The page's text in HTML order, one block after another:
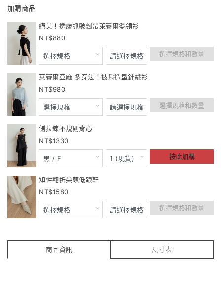
加購商品
絕美！透膚抓皺飄帶萊賽爾盪領衫
880
選擇規格和數量
萊賽爾亞麻 多穿法！披肩造型針織衫
980
選擇規格和數量
側拉鍊不規則背心
1330
按此加購
知性翻折尖頭低跟鞋
1580
選擇規格和數量
商品資訊 尺寸表